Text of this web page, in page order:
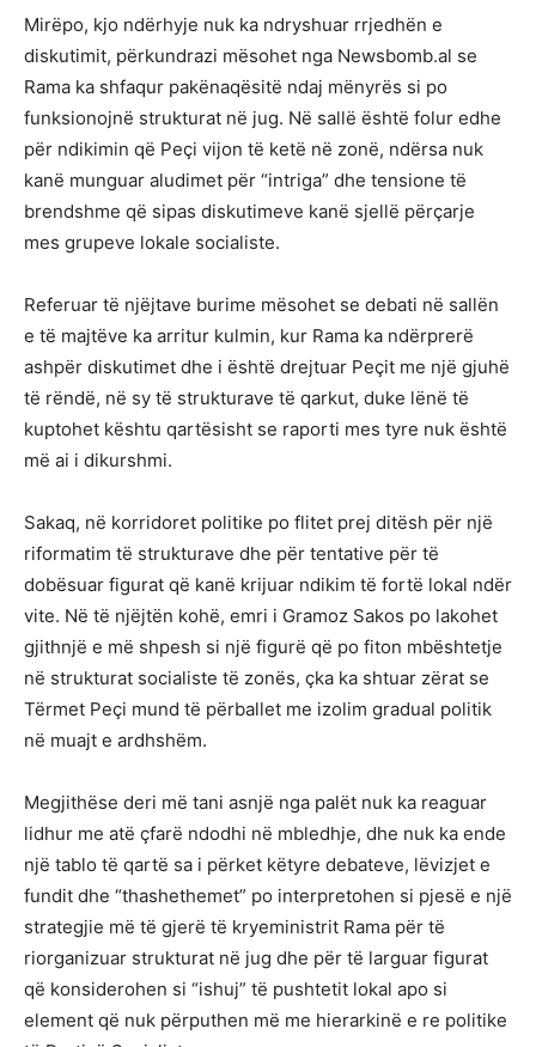
Mirëpo, kjo ndërhyje nuk ka ndryshuar rrjedhën e
diskutimit, përkundrazi mësohet nga Newsbomb.al se
Rama ka shfaqur pakënaqësitë ndaj mënyrës si po
funksionojnë strukturat në jug. Në sallë është folur edhe
për ndikimin që Peçi vijon të ketë në zonë, ndërsa nuk
kanë munguar aludimet për “intriga” dhe tensione të
brendshme që sipas diskutimeve kanë sjellë përçarje
mes grupeve lokale socialiste.
Referuar të njëjtave burime mësohet se debati në sallën
e të majtëve ka arritur kulmin, kur Rama ka ndërprerë
ashpër diskutimet dhe i është drejtuar Peçit me një gjuhë
të rëndë, në sy të strukturave të qarkut, duke lënë të
kuptohet kështu qartësisht se raporti mes tyre nuk është
më ai i dikurshmi.
Sakaq, në korridoret politike po flitet prej ditësh për një
riformatim të strukturave dhe për tentative për të
dobësuar figurat që kanë krijuar ndikim të fortë lokal ndër
vite. Në të njëjtën kohë, emri i Gramoz Sakos po lakohet
gjithnjë e më shpesh si një figurë që po fiton mbështetje
në strukturat socialiste të zonës, çka ka shtuar zërat se
Tërmet Peçi mund të përballet me izolim gradual politik
në muajt e ardhshëm.
Megjithëse deri më tani asnjë nga palët nuk ka reaguar
lidhur me atë çfarë ndodhi në mbledhje, dhe nuk ka ende
një tablo të qartë sa i përket këtyre debateve, lëvizjet e
fundit dhe “thashethemet” po interpretohen si pjesë e një
strategjie më të gjerë të kryeministrit Rama për të
riorganizuar strukturat në jug dhe për të larguar figurat
që konsiderohen si “ishuj” të pushtetit lokal apo si
element që nuk përputhen më me hierarkinë e re politike